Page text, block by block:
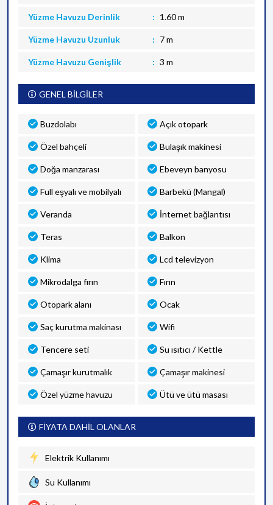
Yüzme Havuzu Derinlik 1.60 m
Yüzme Havuzu Uzunluk 7 m
Yüzme Havuzu Genişlik 3 m
GENEL BİLGİLER
Buzdolabı Açık otopark
Özel bahçeli Bulaşık makinesi
Doğa manzarası Ebeveyn banyosu
Full eşyalı ve mobilyalı Barbekü (Mangal)
Veranda İnternet bağlantısı
Teras Balkon
Klima Lcd televizyon
Mikrodalga fırın Fırın
Otopark alanı Ocak
Saç kurutma makinası Wifi
Tencere seti Su ısıtıcı / Kettle
Çamaşır kurutmalık Çamaşır makinesi
Özel yüzme havuzu Ütü ve ütü masası
FİYATA DAHİL OLANLAR
Elektrik Kullanımı
Su Kullanımı